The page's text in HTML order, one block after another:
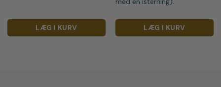
LÆG I KURV LÆG I KURV